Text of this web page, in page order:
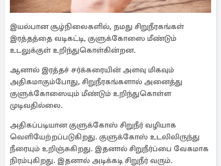
இயல்பான சூழ்நிலைகளில், நமது சிறுநீரகங்கள்
இரத்தத்தை வடிகட்டி, குளுக்கோஸை மீண்டும்
உடலுக்குள் உறிந்துகொள்கின்றன.
ஆனால் இரத்தச் சர்க்கரையின் அளவு மிகவும்
அதிகமாகும்போது, ​​சிறுநீரகங்களால் அனைத்து
குளுக்கோஸையும் மீண்டும் உறிந்துகொள்ள
முடிவதில்லை.
அதிகப்படியான குளுக்கோஸ் சிறுநீர் வழியாக
வெளியேற்றப்படுகிறது. குளுக்கோஸ் உடலிலிருந்து
நீரையும் உறிஞ்சுகிறது. இதனால் சிறுநீர்ப்பை வேகமாக
நிரம்புகிறது. இதனால் அடிக்கடி சிறுநீர் வரும்.